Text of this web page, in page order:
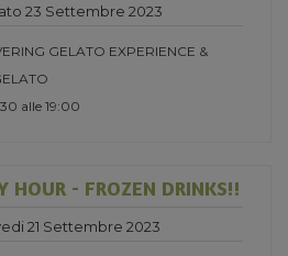
23 Settembre 2023
GELATO EXPERIENCE &
alle 19:00
HOUR - FROZEN DRINKS!!
21 Settembre 2023